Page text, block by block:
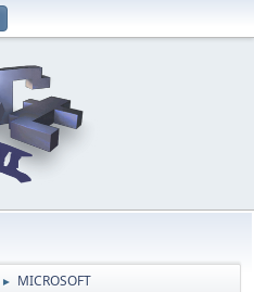
► MICROSOFT